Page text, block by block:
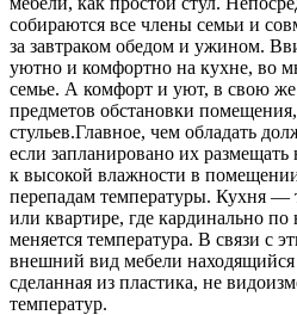
собираются все члены семьи и
за завтраком обедом и ужином.
уютно и комфортно на кухне, во
семье. А комфорт и уют, в свою же
предметов обстановки
стульев.Главное, чем обладать
если запланировано их размещать
к высокой влажности в
перепадам температуры. Кухня —
или квартире, где кардинально по
меняется температура. В связи с
внешний вид мебели находящийся
сделанная из пластика, не
температур.